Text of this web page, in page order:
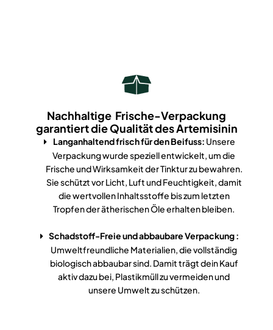
Nachhaltige Frische-Verpackung
garantiert die Qualität desArtemisinin
Langanhaltend frisch für den Beifuss: Unsere
Verpackung wurde speziell entwickelt, um die
Frische und Wirksamkeit der Tinktur zu bewahren.
Sie schützt vor Licht, Luft und Feuchtigkeit, damit
die wertvollen Inhaltsstoffe bis zum letzten
Tropfen der ätherischen Öle erhalten bleiben.
Schadstoff-Freie und abbaubare Verpackung :
Umweltfreundliche Materialien, die vollständig
biologisch abbaubar sind. Damit trägt dein Kauf
aktiv dazu bei, Plastikmüll zu vermeiden und
unsere Umwelt zu schützen.